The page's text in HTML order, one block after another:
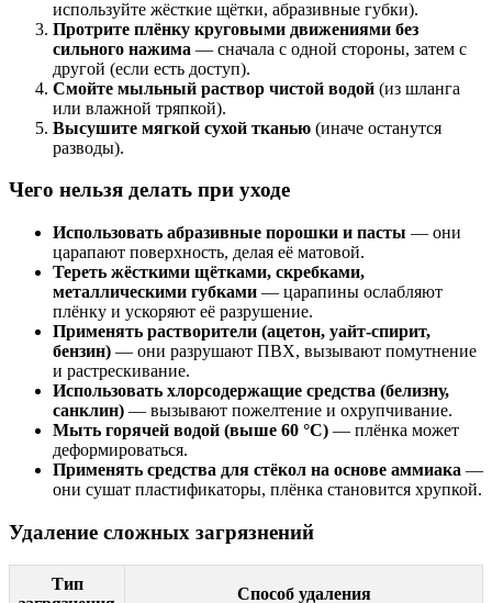
используйте жёсткие щётки, абразивные губки).
Протрите плёнку круговыми движениями без
сильного нажима — сначала с одной стороны, затем с
другой (если есть доступ).
Смойте мыльный раствор чистой водой (из шланга
или влажной тряпкой).
Высушите мягкой сухой тканью (иначе останутся
разводы).
Чего нельзя делать при уходе
Использовать абразивные порошки и пасты — они
царапают поверхность, делая её матовой.
Тереть жёсткими щётками, скребками,
металлическими губками — царапины ослабляют
плёнку и ускоряют её разрушение.
Применять растворители (ацетон, уайт-спирит,
бензин) — они разрушают ПВХ, вызывают помутнение
и растрескивание.
Использовать хлорсодержащие средства (белизну,
санклин) — вызывают пожелтение и охрупчивание.
Мыть горячей водой (выше 60 °C) — плёнка может
деформироваться.
Применять средства для стёкол на основе аммиака —
они сушат пластификаторы, плёнка становится хрупкой.
Удаление сложных загрязнений
Тип
Способ удаления